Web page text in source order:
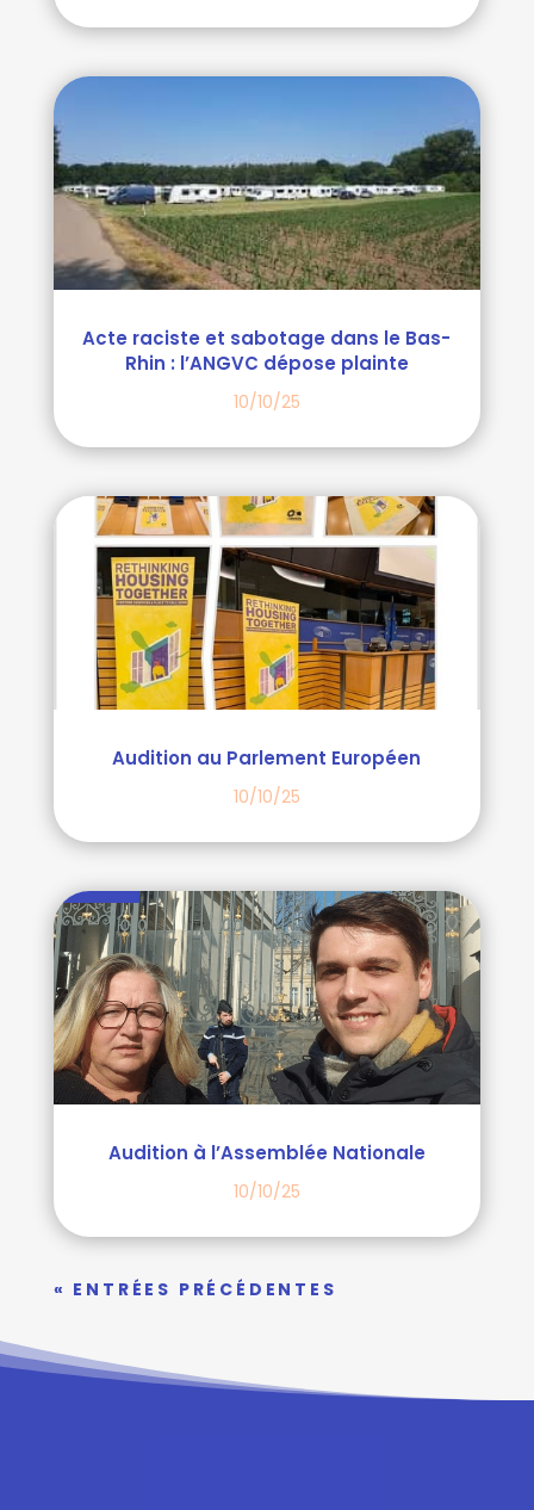
Acte raciste et sabotage dans le Bas-
Rhin : l’ANGVC dépose plainte
10/10/25
Audition au Parlement Européen
10/10/25
Audition à l’Assemblée Nationale
10/10/25
« ENTRÉES PRÉCÉDENTES